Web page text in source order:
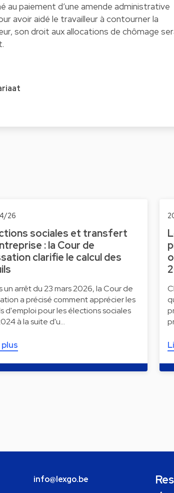
au paiement d’une amende administrative
avoir aidé le travailleur à contourner la
son droit aux allocations de chômage
26
sociales et transfert
: la Cour de
clarifie le calcul des
un arrêt du 23 mars 2026, la Cour de
a précisé comment apprécier les
d'emploi pour les élections sociales
à la suite d'u…
info@lexgo.be